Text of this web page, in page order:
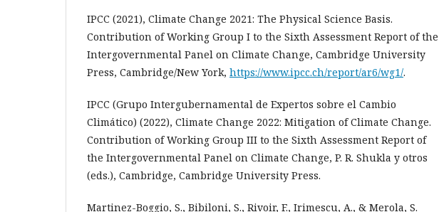
IPCC (2021), Climate Change 2021: The Physical Science Basis.
Contribution of Working Group I to the Sixth Assessment Report of the
Intergovernmental Panel on Climate Change, Cambridge University
Press, Cambridge/New York, https://www.ipcc.ch/report/ar6/wg1/.
IPCC (Grupo Intergubernamental de Expertos sobre el Cambio
Climático) (2022), Climate Change 2022: Mitigation of Climate Change.
Contribution of Working Group III to the Sixth Assessment Report of
the Intergovernmental Panel on Climate Change, P. R. Shukla y otros
(eds.), Cambridge, Cambridge University Press.
Martinez-Boggio, S., Bibiloni, S., Rivoir, F., Irimescu, A., & Merola, S.